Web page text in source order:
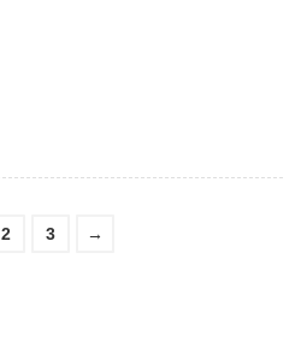
2 3 →